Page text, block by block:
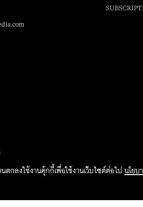
กลงใช้งานคุ้กกี้เพื่อใช้งานเว็บไซต์ต่อไป
นโยบ